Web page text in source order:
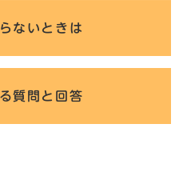
ないときは
質問と回答